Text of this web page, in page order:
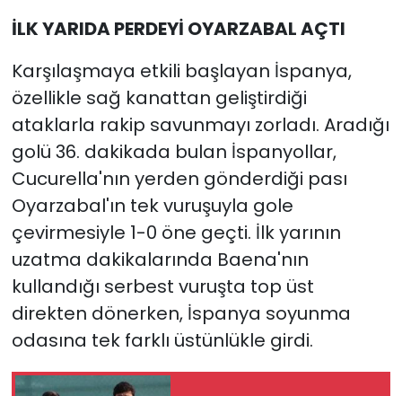
İLK YARIDA PERDEYİ OYARZABAL AÇTI
Karşılaşmaya etkili başlayan İspanya,
özellikle sağ kanattan geliştirdiği
ataklarla rakip savunmayı zorladı. Aradığı
golü 36. dakikada bulan İspanyollar,
Cucurella'nın yerden gönderdiği pası
Oyarzabal'ın tek vuruşuyla gole
çevirmesiyle 1-0 öne geçti. İlk yarının
uzatma dakikalarında Baena'nın
kullandığı serbest vuruşta top üst
direkten dönerken, İspanya soyunma
odasına tek farklı üstünlükle girdi.